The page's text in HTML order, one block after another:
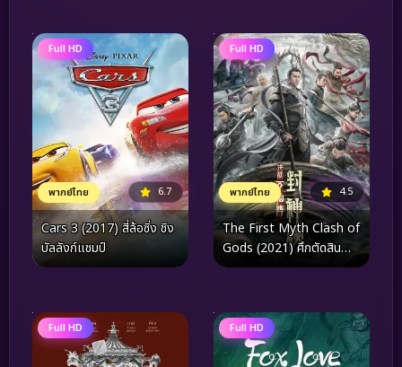
Full HD
พากย์ไทย 6.7
Cars 3 (2017) สี่ล้อซิ่ง ชิง
บัลลังก์แชมป์
Full HD
พากย์ไทย 4.5
The First Myth Clash of
Gods (2021) ศึกตัดสิน
ชะตาหมื่นเซียน
Full HD Full HD